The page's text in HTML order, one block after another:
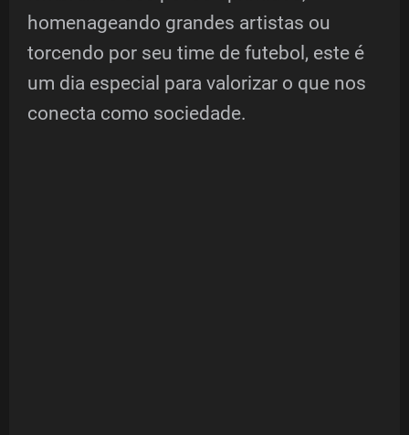
homenageando grandes artistas ou
torcendo por seu time de futebol, este é
um dia especial para valorizar o que nos
conecta como sociedade.